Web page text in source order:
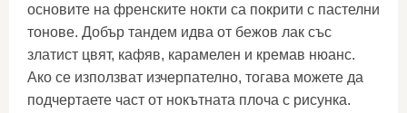
основите на френските нокти са покрити с пастелни
тонове. Добър тандем идва от бежов лак със
златист цвят, кафяв, карамелен и кремав нюанс.
Ако се използват изчерпателно, тогава можете да
подчертаете част от нокътната плоча с рисунка.